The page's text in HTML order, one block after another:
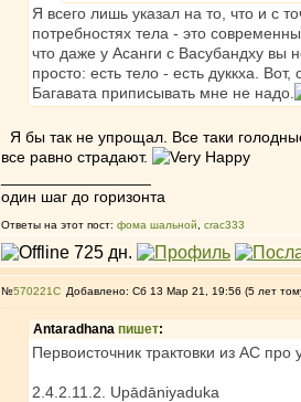
Я всего лишь указал на то, что и с
потребностях тела - это
что даже у Асанги с Васубандху вы
просто: есть тело - есть дуккха.
Багавата приписывать мне не надо.
Я бы так не упрощал. Все таки
все равно страдают.
один шаг до горизонта
Ответы на этот пост: фома шальной crac333
№570221 Добавлено: Сб 13 Мар 21, 19:56 (5 лет
Antaradhana пишет:
Первоисточник трактовки из АС
2.4.2.11.2. Upādāniyaduka